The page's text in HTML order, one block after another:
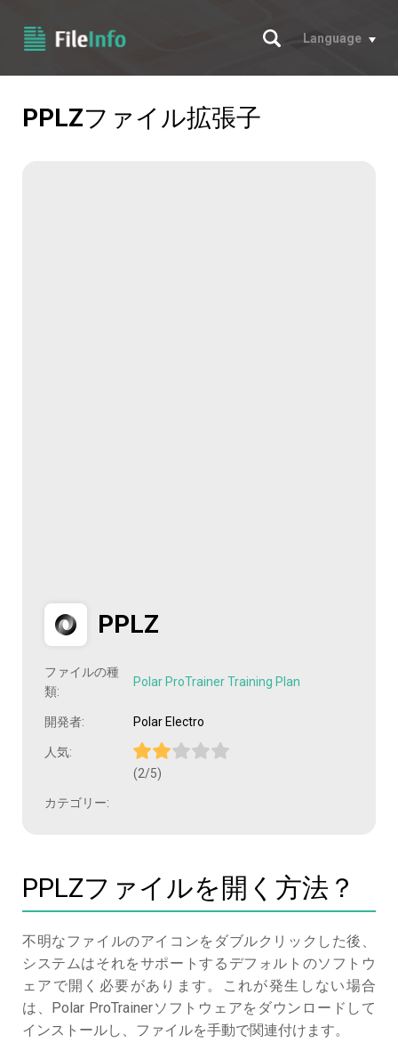
サーチ
Language
PPLZファイル拡張子
PPLZ
ファイルの種
類:
Polar ProTrainer Training Plan
開発者: Polar Electro
人気:
(2/5)
カテゴリー:
PPLZファイルを開く方法？
不明なファイルのアイコンをダブルクリックした後、
システムはそれをサポートするデフォルトのソフトウ
ェアで開く必要があります。これが発生しない場合
は、Polar ProTrainerソフトウェアをダウンロードして
インストールし、ファイルを手動で関連付けます。